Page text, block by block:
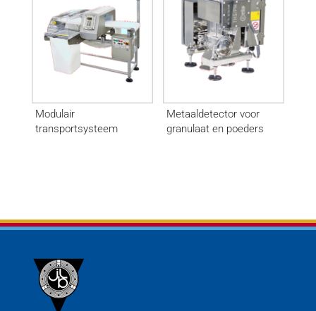
Modulair
transportsysteem
Metaaldetector voor
granulaat en poeders